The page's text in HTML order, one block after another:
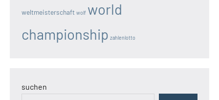
weltmeisterschaft wolf world
championship zahlenlotto
suchen